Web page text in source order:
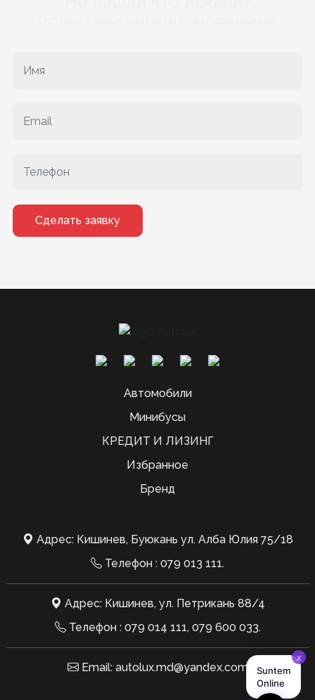
Сделать заявку
Автомобили
Минибусы
КРЕДИТ И ЛИЗИНГ
Избранное
Бренд
Адрес: Кишинев, Буюкань ул. Алба Юлия 75/18
Телефон : 079 013 111.
Адрес: Кишинев, ул. Петрикань 88/4
Телефон : 079 014 111, 079 600 033.
Email: autolux.md@yandex.com